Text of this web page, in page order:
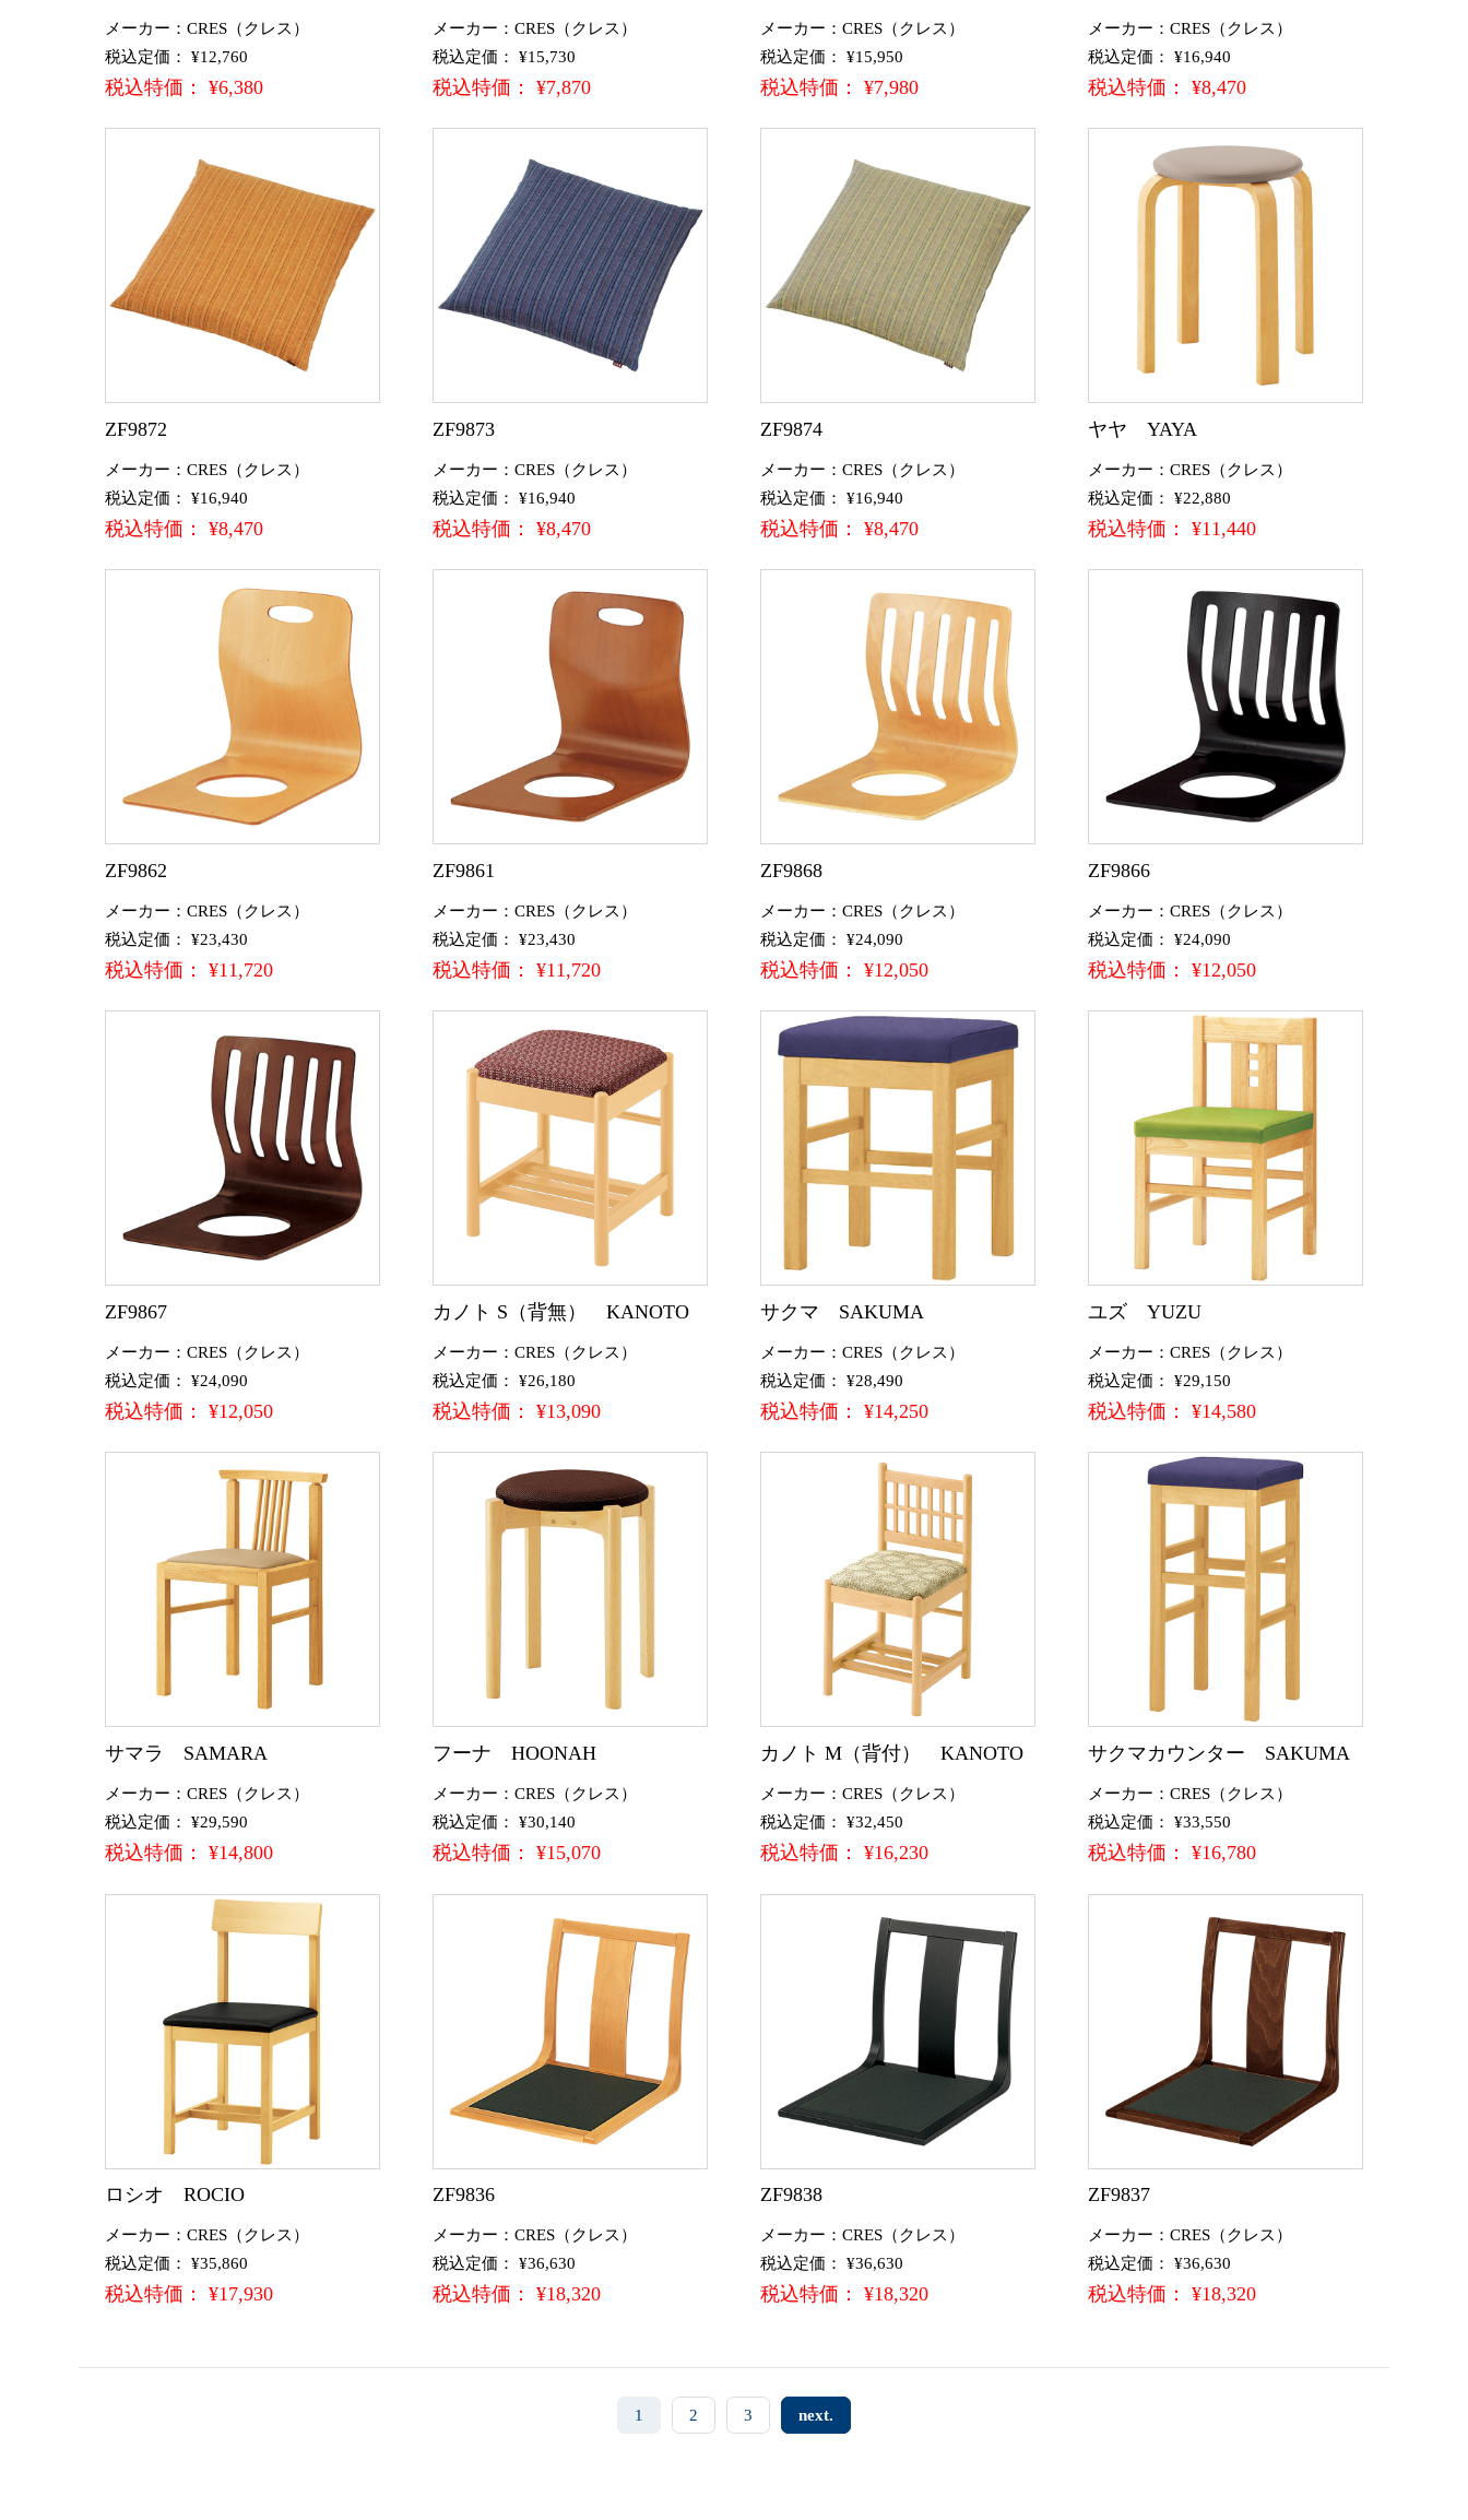
メーカー：CRES（クレス）
税込定価： ¥12,760
税込特価： ¥6,380
メーカー：CRES（クレス）
税込定価： ¥15,730
税込特価： ¥7,870
メーカー：CRES（クレス）
税込定価： ¥15,950
税込特価： ¥7,980
メーカー：CRES（クレス）
税込定価： ¥16,940
税込特価： ¥8,470
ZF9872
メーカー：CRES（クレス）
税込定価： ¥16,940
税込特価： ¥8,470
ZF9873
メーカー：CRES（クレス）
税込定価： ¥16,940
税込特価： ¥8,470
ZF9874
メーカー：CRES（クレス）
税込定価： ¥16,940
税込特価： ¥8,470
ヤヤ YAYA
メーカー：CRES（クレス）
税込定価： ¥22,880
税込特価： ¥11,440
ZF9862
メーカー：CRES（クレス）
税込定価： ¥23,430
税込特価： ¥11,720
ZF9861
メーカー：CRES（クレス）
税込定価： ¥23,430
税込特価： ¥11,720
ZF9868
メーカー：CRES（クレス）
税込定価： ¥24,090
税込特価： ¥12,050
ZF9866
メーカー：CRES（クレス）
税込定価： ¥24,090
税込特価： ¥12,050
ZF9867
メーカー：CRES（クレス）
税込定価： ¥24,090
税込特価： ¥12,050
カノト S（背無） KANOTO
メーカー：CRES（クレス）
税込定価： ¥26,180
税込特価： ¥13,090
サクマ SAKUMA
メーカー：CRES（クレス）
税込定価： ¥28,490
税込特価： ¥14,250
ユズ YUZU
メーカー：CRES（クレス）
税込定価： ¥29,150
税込特価： ¥14,580
サマラ SAMARA
メーカー：CRES（クレス）
税込定価： ¥29,590
税込特価： ¥14,800
フーナ HOONAH
メーカー：CRES（クレス）
税込定価： ¥30,140
税込特価： ¥15,070
カノト M（背付） KANOTO
メーカー：CRES（クレス）
税込定価： ¥32,450
税込特価： ¥16,230
サクマカウンター SAKUMA
メーカー：CRES（クレス）
税込定価： ¥33,550
税込特価： ¥16,780
ロシオ ROCIO
メーカー：CRES（クレス）
税込定価： ¥35,860
税込特価： ¥17,930
ZF9836
メーカー：CRES（クレス）
税込定価： ¥36,630
税込特価： ¥18,320
ZF9838
メーカー：CRES（クレス）
税込定価： ¥36,630
税込特価： ¥18,320
ZF9837
メーカー：CRES（クレス）
税込定価： ¥36,630
税込特価： ¥18,320
1 2 3 next.